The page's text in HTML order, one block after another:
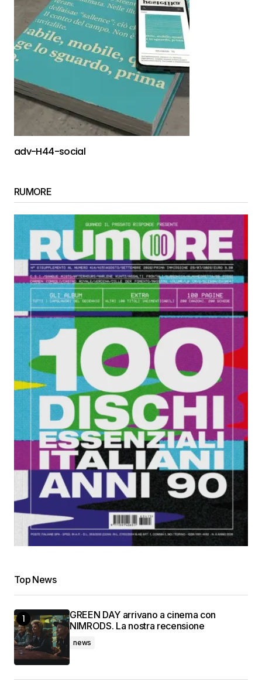
adv-H44-social
RUMORE
Top News
GREEN DAY arrivano a cinema con
NIMRODS. La nostra recensione
news